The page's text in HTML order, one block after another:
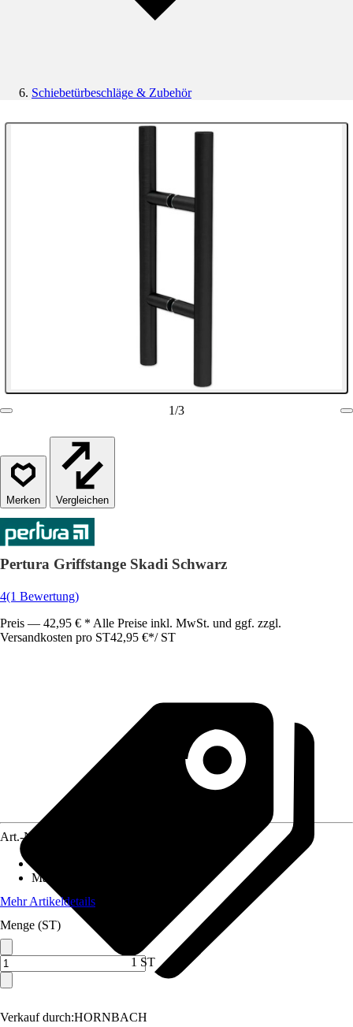
Schiebetürbeschläge & Zubehör
1/3
Vergleichen
Pertura Griffstange Skadi Schwarz
4(1 Bewertung)
Preis — 42,95 € * Alle Preise inkl. MwSt. und ggf. zzgl.
Versandkosten pro ST42,95 €*/ ST
Verkauf durch:HORNBACH
Art.-Nr.
Materialspezifizierung
Mehr Artikeldetails
Menge (ST)
1 ST